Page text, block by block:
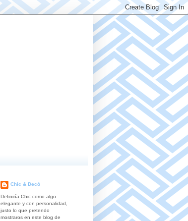
Chic & Decó
Definiría Chic como algo
elegante y con personalidad,
justo lo que pretendo
mostraros en este blog de